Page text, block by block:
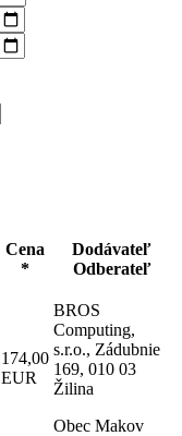
Cena
*
Dodávateľ
Odberateľ
174,00
EUR
BROS
Computing,
s.r.o., Zádubnie
169, 010 03
Žilina
Obec Makov